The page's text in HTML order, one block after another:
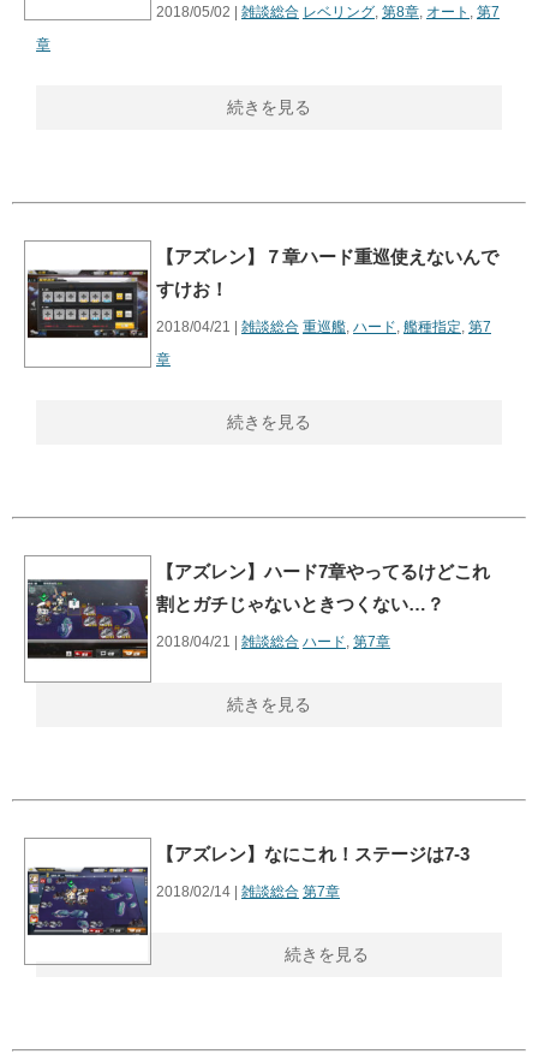
2018/05/02 | 雑談総合 レベリング, 第8章, オート , 第7
章
続きを見る
【アズレン】７章ハード重巡使えないんで
すけお！
2018/04/21 | 雑談総合 重巡艦, ハード, 艦種指定, 第7
章
続きを見る
【アズレン】ハード7章やってるけどこれ
割とガチじゃないときつくない…？
2018/04/21 | 雑談総合 ハード, 第7章
続きを見る
【アズレン】なにこれ！ステージは7-3
2018/02/14 | 雑談総合 第7章
続きを見る